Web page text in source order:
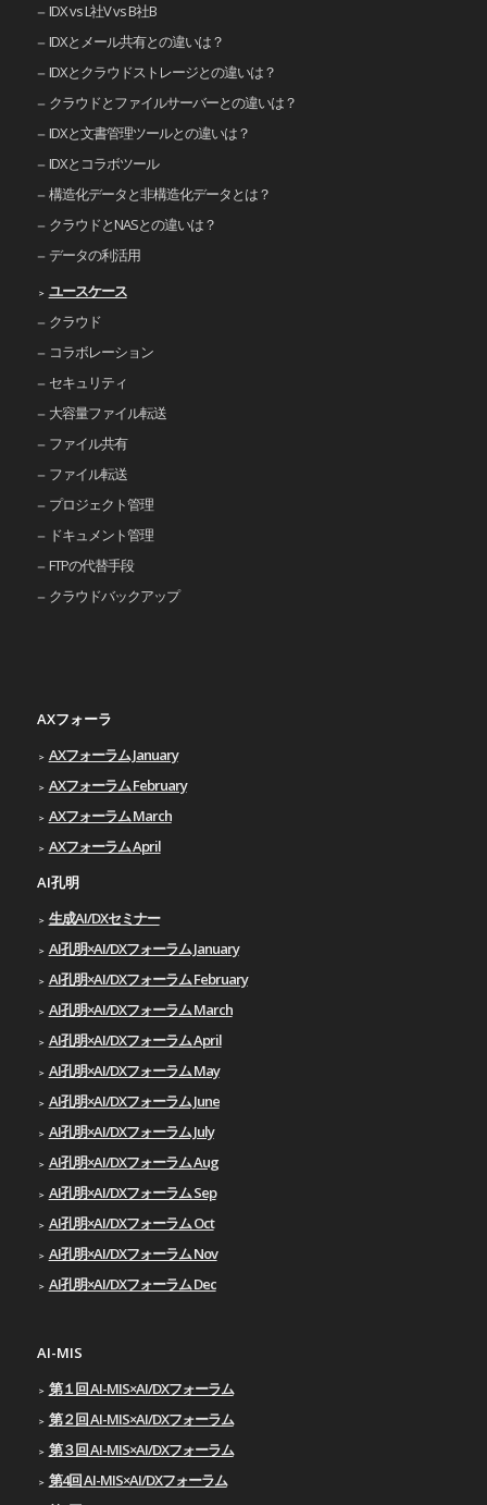
IDX vs L社V vs B社B
IDXとメール共有との違いは？
IDXとクラウドストレージとの違いは？
クラウドとファイルサーバーとの違いは？
IDXと文書管理ツールとの違いは？
IDXとコラボツール
構造化データと非構造化データとは？
クラウドとNASとの違いは？
データの利活用
ユースケース
クラウド
コラボレーション
セキュリティ
大容量ファイル転送
ファイル共有
ファイル転送
プロジェクト管理
ドキュメント管理
FTPの代替手段
クラウドバックアップ
AXフォーラ
AXフォーラム January
AXフォーラム February
AXフォーラム March
AXフォーラム April
AI孔明
生成AI/DXセミナー
AI孔明×AI/DXフォーラム January
AI孔明×AI/DXフォーラム February
AI孔明×AI/DXフォーラム March
AI孔明×AI/DXフォーラム April
AI孔明×AI/DXフォーラム May
AI孔明×AI/DXフォーラム June
AI孔明×AI/DXフォーラム July
AI孔明×AI/DXフォーラム Aug
AI孔明×AI/DXフォーラム Sep
AI孔明×AI/DXフォーラム Oct
AI孔明×AI/DXフォーラム Nov
AI孔明×AI/DXフォーラム Dec
AI-MIS
第１回 AI-MIS×AI/DXフォーラム
第２回 AI-MIS×AI/DXフォーラム
第３回 AI-MIS×AI/DXフォーラム
第4回 AI-MIS×AI/DXフォーラム